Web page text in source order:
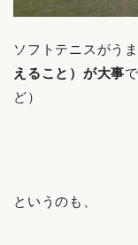
ソフトテニスがう
えること）が大事
ど）
というのも、